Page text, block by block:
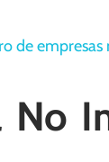
de empresas
No